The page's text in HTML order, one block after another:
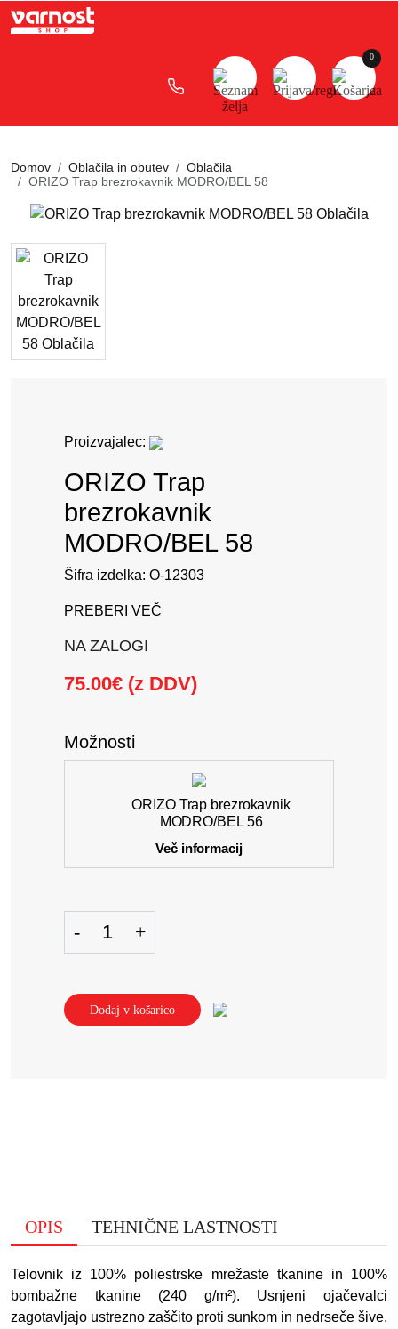
KOŠARICA
Skupaj brez DDV
PREGLEJ
0
Domov Oblačila in obutev
Oblačila
ORIZO Trap brezrokavnik MODRO/BEL 58
Proizvajalec:
ORIZO Trap
brezrokavnik
MODRO/BEL 58
Šifra izdelka: O-12303
PREBERI VEČ
NA ZALOGI
75.00€ (z DDV)
Možnosti
ORIZO Trap brezrokavnik
MODRO/BEL 56
Več informacij
Dodaj v košarico
OPIS TEHNIČNE LASTNOSTI
Telovnik iz 100% poliestrske mrežaste tkanine in 100%
bombažne tkanine (240 g/m²). Usnjeni ojačevalci
zagotavljajo ustrezno zaščito proti sunkom in nedrseče šive.